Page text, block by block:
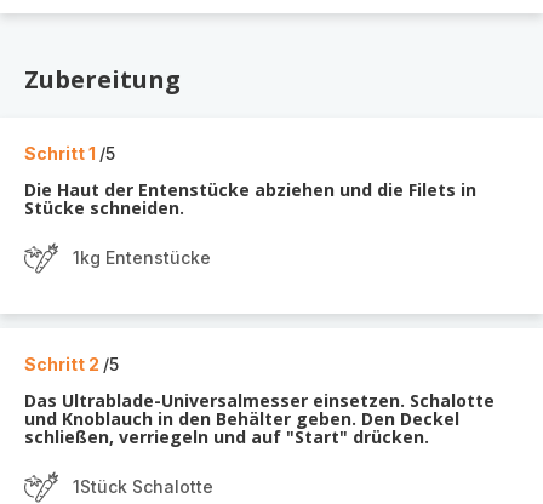
Zubereitung
Schritt 1 /5
Die Haut der Entenstücke abziehen und die Filets in
Stücke schneiden.
1kg Entenstücke
Schritt 2 /5
Das Ultrablade-Universalmesser einsetzen. Schalotte
und Knoblauch in den Behälter geben. Den Deckel
schließen, verriegeln und auf "Start" drücken.
1Stück Schalotte